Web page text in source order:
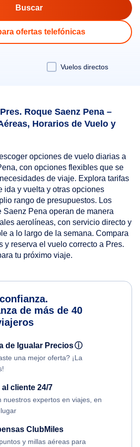
ofertas telefónicas
Vuelos directos
Roque Saenz Pena –
Horarios de Vuelo y
opciones de vuelo diarias a
con opciones flexibles que se
de viaje. Explora tarifas
ida y vuelta y otras opciones
rango de presupuestos. Los
Saenz Pena operan de manera
aerolíneas, con servicio directo y
a lo largo de la semana. Compara
y reserva el vuelo correcto a Pres.
tu próximo viaje.
de más de 40
de Igualar Preciosⓘ
una mejor oferta? ¡La
cliente 24/7
nuestros expertos en viajes, en
ClubMiles
y millas aéreas para